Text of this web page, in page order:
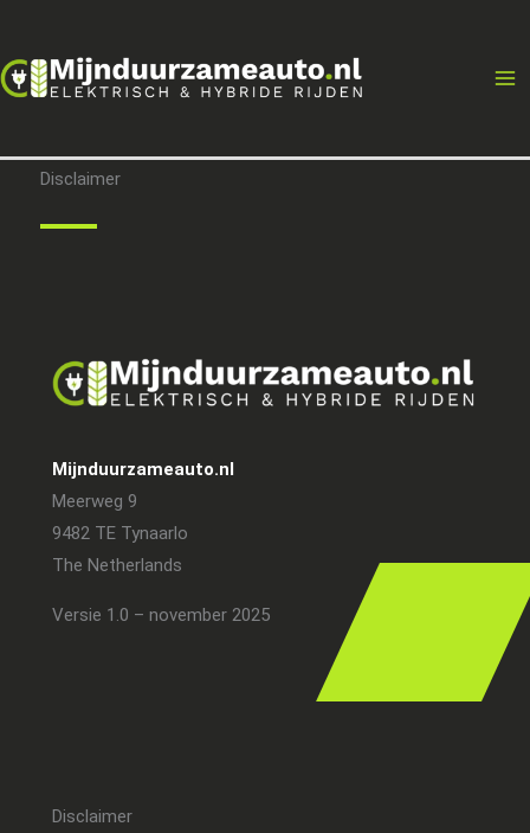
de
Disclaimer
Mijnduurzameauto.nl
Meerweg 9
9482 TE Tynaarlo
The Netherlands
Versie 1.0 – november 2025
Disclaimer